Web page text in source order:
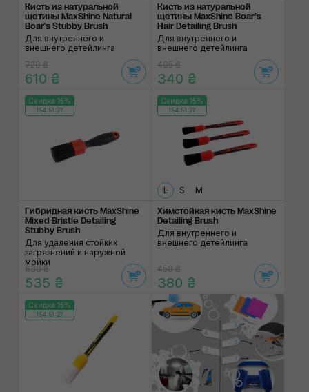
Кисть из натуральной
щетины MaxShine Natural
Boar's Stubby Brush
Для внутреннего и
внешнего детейлинга
720 ₴
610 ₴
Кисть из натуральной
щетины MaxShine Boar’s
Hair Detailing Brush
Для внутреннего и
внешнего детейлинга
405 ₴
340 ₴
Скидка 15%
154:51:27
Гибридная кисть MaxShine
Mixed Bristle Detailing
Stubby Brush
Для удаления стойких
загрязнений и наружной
мойки
630 ₴
535 ₴
Скидка 15%
154:51:27
L S М
Химстойкая кисть MaxShine
Detailing Brush
Для внутреннего и
внешнего детейлинга
450 ₴
380 ₴
Скидка 15%
154:51:27